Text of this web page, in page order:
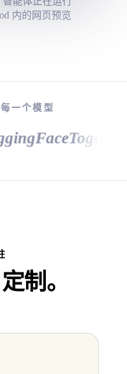
the
clock
内的网页预览
一个模型
Together.ai
制。